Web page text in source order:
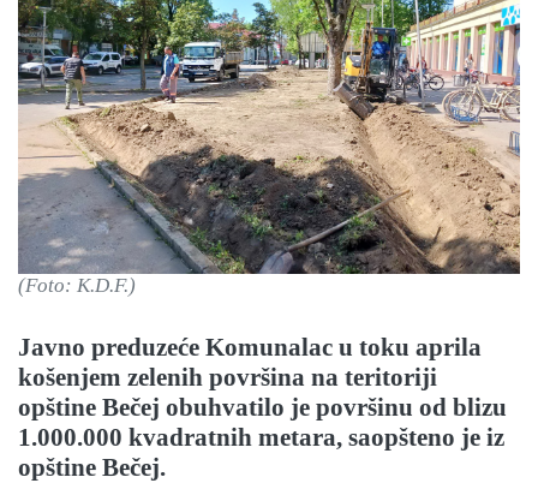
(Foto: K.D.F.)
Javno preduzeće Komunalac u toku aprila
košenjem zelenih površina na teritoriji
opštine Bečej obuhvatilo je površinu od blizu
1.000.000 kvadratnih metara, saopšteno je iz
opštine Bečej.